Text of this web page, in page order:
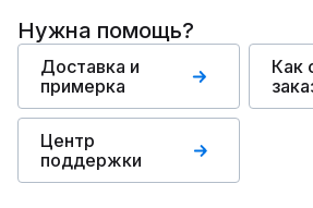
Нужна помощь?
Доставка и
примерка
Как
Центр
поддержки